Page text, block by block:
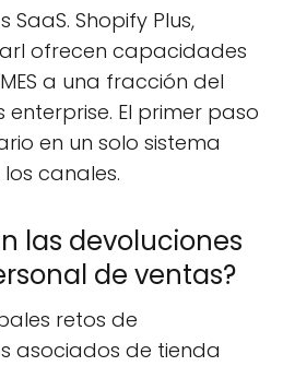
SaaS. Shopify Plus,
ofrecen capacidades
a una fracción del
El primer paso
en un solo sistema
canales.
las devoluciones
de ventas?
retos de
asociados de tienda